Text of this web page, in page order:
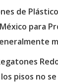
de
para
pisos no